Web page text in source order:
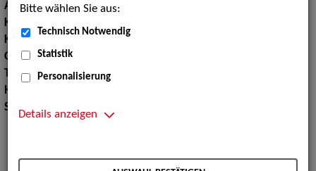
Augenfarbe:braun
Körpergröße:
Konfektionsgröße:
36 38
Oberweite:84
Taille:
69
Hüfte:
Schuhgröße:
38
Bitte wählen Sie aus:
Technisch Notwendig
Statistik
Personalisierung
Details anzeigen